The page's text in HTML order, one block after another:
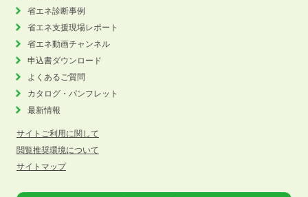
省エネ診断事例
省エネ支援現場レポート
省エネ動画チャンネル
申込書ダウンロード
よくあるご質問
カタログ・パンフレット
最新情報
サイトご利用に関して
閲覧推奨環境について
サイトマップ